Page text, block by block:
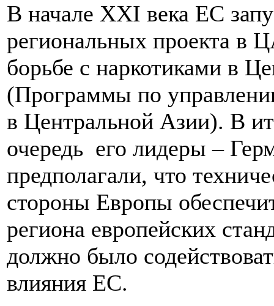
В начале XXI века ЕС
региональных проекта в
борьбе с наркотиками в
(Программы по
в Центральной Азии). В
очередь его лидеры –
предполагали, что
стороны Европы
региона европейских
должно было
влияния ЕС.